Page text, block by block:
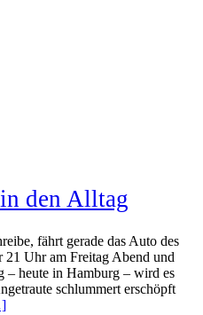
den Alltag
fährt gerade das Auto des
Uhr am Freitag Abend und
– heute in Hamburg – wird es
schlummert erschöpft